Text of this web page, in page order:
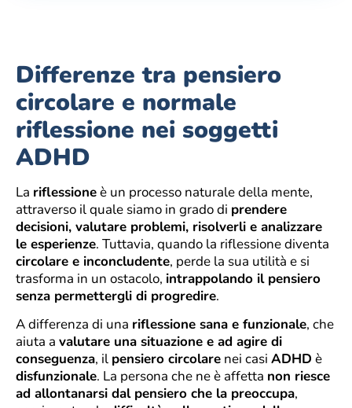
Differenze tra pensiero
circolare e normale
riflessione nei soggetti
ADHD
La riflessioneè un processo naturale della mente,
attraverso il quale siamo in grado di prendere
decisioni, valutare problemi, risolverli e analizzare
le esperienze. Tuttavia, quando la riflessione diventa
circolare e inconcludente, perde la sua utilità e si
trasforma in un ostacolo, intrappolando il pensiero
senza permettergli di progredire.
A differenza di una riflessione sana e funzionale, che
aiuta a valutare una situazione e ad agire di
conseguenza, il pensiero circolare nei casi ADHD è
disfunzionale. La persona che ne è affetta non riesce
ad allontanarsi dal pensiero che la preoccupa,